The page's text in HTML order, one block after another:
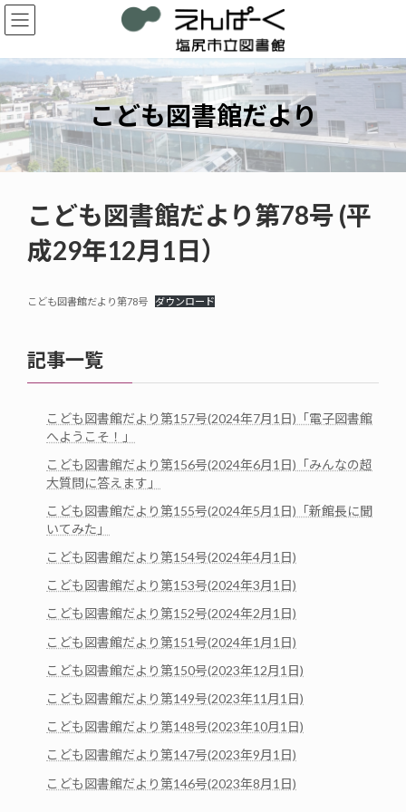
コ
ン
ン
ツ
へ
ス
キ
ッ
プ
ナ
ビ
ー
シ
ョ
ン
に
移
動
こども図書館だより
こども図書館だより第78号 (平
成29年12月1日）
こども図書館だより第78号 ダウンロード
記事一覧
こども図書館だより第157号(2024年7月1日)「電子図書館
へようこそ！」
こども図書館だより第156号(2024年6月1日)「みんなの超
大質問に答えます」
こども図書館だより第155号(2024年5月1日)「新館長に聞
いてみた」
こども図書館だより第154号(2024年4月1日)
こども図書館だより第153号(2024年3月1日)
こども図書館だより第152号(2024年2月1日)
こども図書館だより第151号(2024年1月1日)
こども図書館だより第150号(2023年12月1日)
こども図書館だより第149号(2023年11月1日)
こども図書館だより第148号(2023年10月1日)
こども図書館だより第147号(2023年9月1日)
こども図書館だより第146号(2023年8月1日)